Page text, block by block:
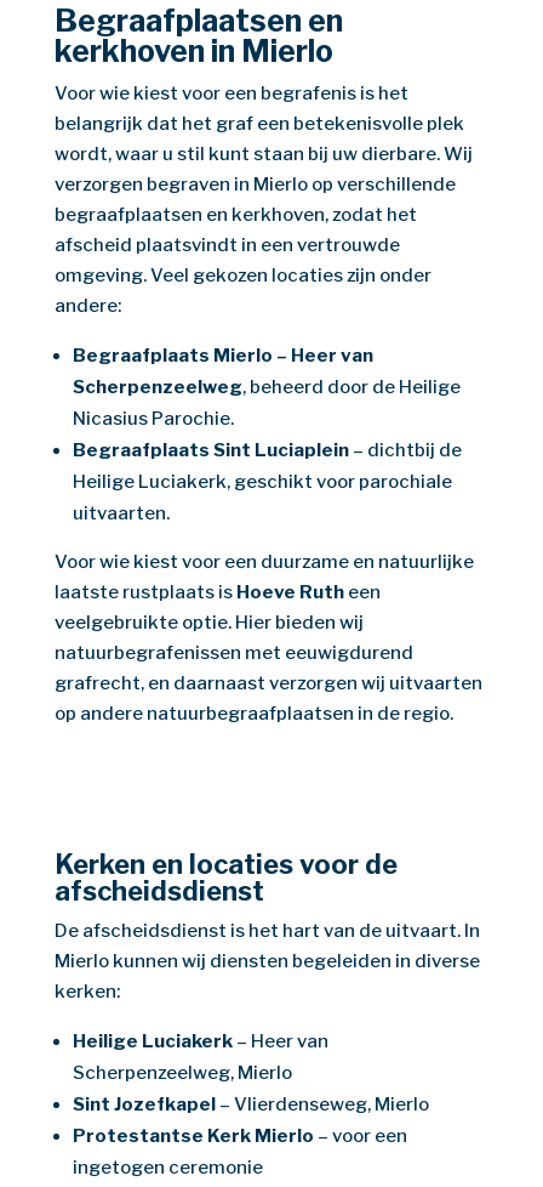
Begraafplaatsen en
kerkhoven in Mierlo
Voor wie kiest voor een begrafenis is het
belangrijk dat het graf een betekenisvolle plek
wordt, waar u stil kunt staan bij uw dierbare. Wij
verzorgen begraven in Mierlo op verschillende
begraafplaatsen en kerkhoven, zodat het
afscheid plaatsvindt in een vertrouwde
omgeving. Veel gekozen locaties zijn onder
andere:
Begraafplaats Mierlo – Heer van
Scherpenzeelweg, beheerd door de Heilige
Nicasius Parochie.
Begraafplaats Sint Luciaplein– dichtbij de
Heilige Luciakerk, geschikt voor parochiale
uitvaarten.
Voor wie kiest voor een duurzame en natuurlijke
laatste rustplaats is Hoeve Rutheen
veelgebruikte optie. Hier bieden wij
natuurbegrafenissen met eeuwigdurend
grafrecht, en daarnaast verzorgen wij uitvaarten
op andere natuurbegraafplaatsen in de regio.
Kerken en locaties voor de
afscheidsdienst
De afscheidsdienst is het hart van de uitvaart. In
Mierlo kunnen wij diensten begeleiden in diverse
kerken:
Heilige Luciakerk– Heer van
Scherpenzeelweg, Mierlo
Sint Jozefkapel– Vlierdenseweg, Mierlo
Protestantse Kerk Mierlo – voor een
ingetogen ceremonie